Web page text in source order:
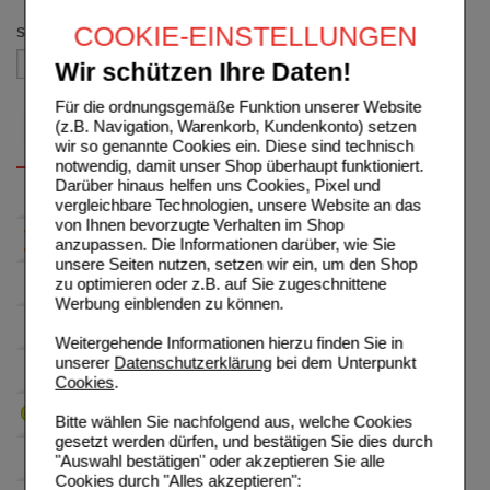
COOKIE-EINSTELLUNGEN
Wir schützen Ihre Daten!
Für die ordnungsgemäße Funktion unserer Website
(z.B. Navigation, Warenkorb, Kundenkonto) setzen
wir so genannte Cookies ein. Diese sind technisch
notwendig, damit unser Shop überhaupt funktioniert.
Darüber hinaus helfen uns Cookies, Pixel und
vergleichbare Technologien, unsere Website an das
von Ihnen bevorzugte Verhalten im Shop
anzupassen. Die Informationen darüber, wie Sie
unsere Seiten nutzen, setzen wir ein, um den Shop
zu optimieren oder z.B. auf Sie zugeschnittene
Werbung einblenden zu können.
Weitergehende Informationen hierzu finden Sie in
unserer Datenschutzerklärungbei dem Unterpunkt
Cookies.
Bitte wählen Sie nachfolgend aus, welche Cookies
gesetzt werden dürfen, und bestätigen Sie dies durch
"Auswahl bestätigen" oder akzeptieren Sie alle
Cookies durch "Alles akzeptieren":
Sortieren nach